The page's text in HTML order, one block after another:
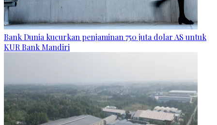
Bank Dunia kucurkan penjaminan 750 juta dolar AS untuk
KUR Bank Mandiri